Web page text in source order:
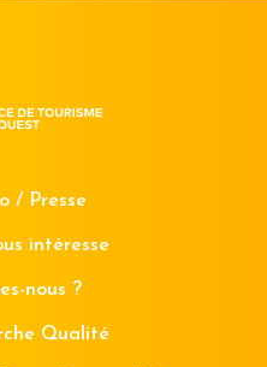
/ Presse
intéresse
nous ?
Qualité